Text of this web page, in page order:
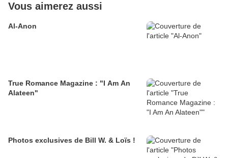
Vous aimerez aussi
Al-Anon
True Romance Magazine : "I Am An
Alateen"
Photos exclusives de Bill W. & Loïs !